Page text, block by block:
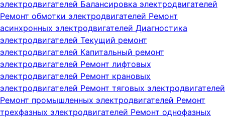
электродвигателей Балансировка электродвигателей
Ремонт обмотки электродвигателей Ремонт
асинхронных электродвигателей Диагностика
электродвигателей Текущий ремонт
электродвигателей Капитальный ремонт
электродвигателей Ремонт лифтовых
электродвигателей Ремонт крановых
электродвигателей Ремонт тяговых электродвигателей
Ремонт промышленных электродвигателей Ремонт
трехфазных электродвигателей Ремонт однофазных